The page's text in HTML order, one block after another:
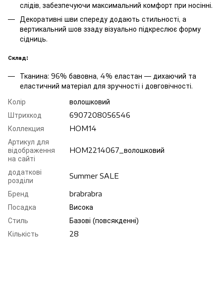
слідів, забезпечуючи максимальний комфорт при носінні.
Декоративні шви спереду додають стильності, а
вертикальний шов ззаду візуально підкреслює форму
сідниць.
Склад:
Тканина: 96% бавовна, 4% еластан — дихаючий та
еластичний матеріал для зручності і довговічності.
Колір
волошковий
Штрихкод
6907208056546
Коллекция
HOM14
Артикул для
відображення
на сайті
HOM2214067_волошковий
додаткові
розділи
Summer SALE
Бренд
brabrabra
Посадка
Висока
Стиль
Базові (повсякденні)
Кількість
28